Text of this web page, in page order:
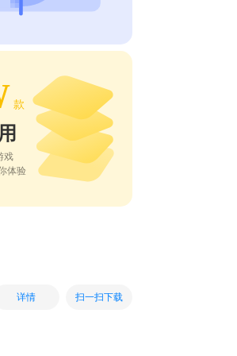
款
戏
体验
详情 扫一扫下载